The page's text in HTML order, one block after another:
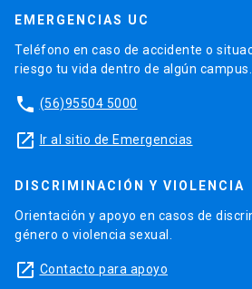
EMERGENCIAS UC
Teléfono en caso de accidente o
riesgo tu vida dentro de algún campus.
phone (56)95504 5000
launch Ir al sitio de Emergencias
DISCRIMINACIÓN Y VIOLENCIA
Orientación y apoyo en casos de
género o violencia sexual.
launch Contacto para apoyo